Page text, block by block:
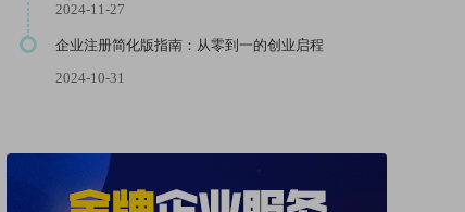
2024-11-27
企业注册简化版指南：从零到一的创业启程
2024-10-31